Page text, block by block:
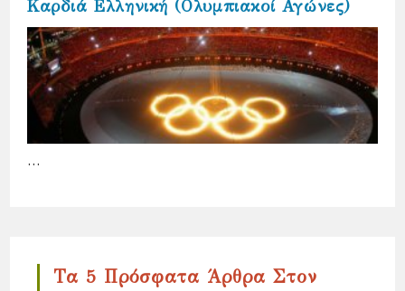
Καρδιά Ελληνική (Ολυμπιακοί Αγώνες)
…
Τα 5 Πρόσφατα Άρθρα Στον